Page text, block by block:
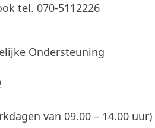
tel. 070-5112226
Ondersteuning
van 09.00 – 14.00 uur)